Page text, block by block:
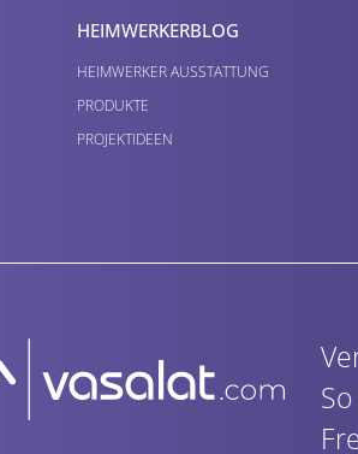
HEIMWERKER­BLOG
HEIMWERKER AUSSTATTUNG
PRODUKTE
PROJEKTIDEEN